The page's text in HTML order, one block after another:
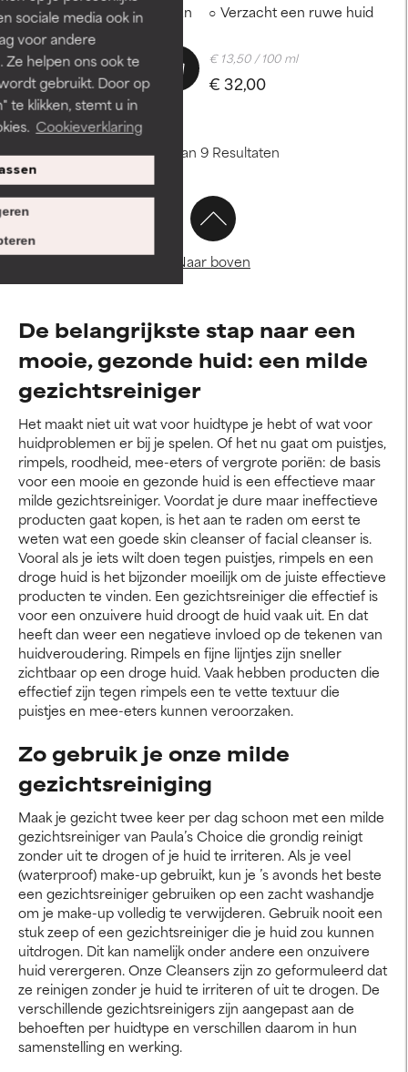
sociale media ook in
voor andere
helpen ons ook te
gebruikt. Door op
te klikken, stemt u in
Cookieverklaring
de schadelijke effecten van
vervuiling.
€ 32,00
€ 16,16 / 100 ml
Verzacht een ruwe huid
€ 32,00
€ 13,50 / 100 ml
Toon 1 - 9 van 9 Resultaten
Naar boven
De belangrijkste stap naar een
mooie, gezonde huid: een milde
gezichtsreiniger
Het maakt niet uit wat voor huidtype je hebt of wat voor
huidproblemen er bij je spelen. Of het nu gaat om puistjes,
rimpels, roodheid, mee-eters of vergrote poriën: de basis
voor een mooie en gezonde huid is een effectieve maar
milde gezichtsreiniger. Voordat je dure maar ineffectieve
producten gaat kopen, is het aan te raden om eerst te
weten wat een goede skin cleanser of facial cleanser is.
Vooral als je iets wilt doen tegen puistjes, rimpels en een
droge huid is het bijzonder moeilijk om de juiste effectieve
producten te vinden. Een gezichtsreiniger die effectief is
voor een onzuivere huid droogt de huid vaak uit. En dat
heeft dan weer een negatieve invloed op de tekenen van
huidveroudering. Rimpels en fijne lijntjes zijn sneller
zichtbaar op een droge huid. Vaak hebben producten die
effectief zijn tegen rimpels een te vette textuur die
puistjes en mee-eters kunnen veroorzaken.
Zo gebruik je onze milde
gezichtsreiniging
Maak je gezicht twee keer per dag schoon met een milde
gezichtsreiniger van Paula’s Choice die grondig reinigt
zonder uit te drogen of je huid te irriteren. Als je veel
(waterproof) make-up gebruikt, kun je ’s avonds het beste
een gezichtsreiniger gebruiken op een zacht washandje
om je make-up volledig te verwijderen. Gebruik nooit een
stuk zeep of een gezichtsreiniger die je huid zou kunnen
uitdrogen. Dit kan namelijk onder andere een onzuivere
huid verergeren. Onze Cleansers zijn zo geformuleerd dat
ze reinigen zonder je huid te irriteren of uit te drogen. De
verschillende gezichtsreinigers zijn aangepast aan de
behoeften per huidtype en verschillen daarom in hun
samenstelling en werking.